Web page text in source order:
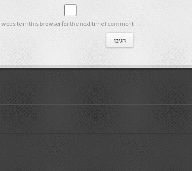
in this browser for the next time I comment.